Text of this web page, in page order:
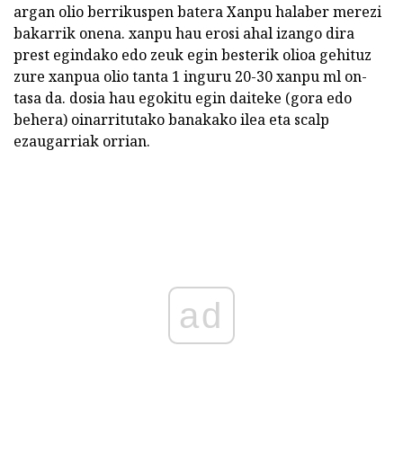
argan olio berrikuspen batera Xanpu halaber merezi
bakarrik onena. xanpu hau erosi ahal izango dira
prest egindako edo zeuk egin besterik olioa gehituz
zure xanpua olio tanta 1 inguru 20-30 xanpu ml on-
tasa da. dosia hau egokitu egin daiteke (gora edo
behera) oinarritutako banakako ilea eta scalp
ezaugarriak orrian.
ad